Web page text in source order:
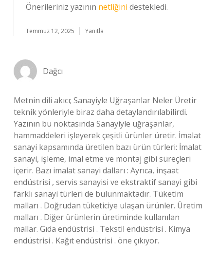
Önerileriniz yazının netliğini destekledi.
Temmuz 12, 2025 Yanıtla
Dağcı
Metnin dili akıcı; Sanayiyle Uğraşanlar Neler Üretir
teknik yönleriyle biraz daha detaylandırılabilirdi.
Yazının bu noktasında Sanayiyle uğraşanlar,
hammaddeleri işleyerek çeşitli ürünler üretir. İmalat
sanayi kapsamında üretilen bazı ürün türleri: İmalat
sanayi, işleme, imal etme ve montaj gibi süreçleri
içerir. Bazı imalat sanayi dalları : Ayrıca, inşaat
endüstrisi , servis sanayisi ve ekstraktif sanayi gibi
farklı sanayi türleri de bulunmaktadır. Tüketim
malları . Doğrudan tüketiciye ulaşan ürünler. Üretim
malları . Diğer ürünlerin üretiminde kullanılan
mallar. Gıda endüstrisi . Tekstil endüstrisi . Kimya
endüstrisi . Kağıt endüstrisi . öne çıkıyor.